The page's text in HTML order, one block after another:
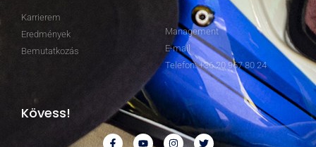
Karrierem
Eredmények
Bemutatkozás
Management
E-mail
Telefon: +36 20 967 80 24
Kövess!